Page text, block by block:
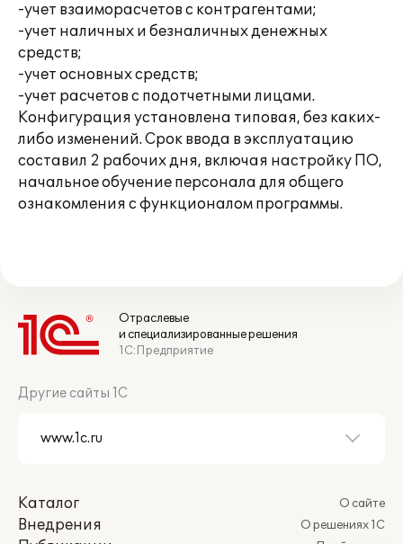
-учет взаиморасчетов с контрагентами;
-учет наличных и безналичных денежных
средств;
-учет основных средств;
-учет расчетов с подотчетными лицами.
Конфигурация установлена типовая, без каких-
либо изменений. Срок ввода в эксплуатацию
составил 2 рабочих дня, включая настройку ПО,
начальное обучение персонала для общего
ознакомления с функционалом программы.
Отраслевые
и специализированные решения
1С:Предприятие
Другие сайты 1С
Каталог
Внедрения
О сайте
О решениях 1С